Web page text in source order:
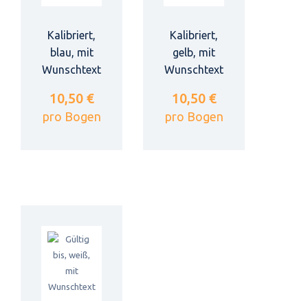
Kalibriert,
blau, mit
Wunschtext
10,50 €
pro Bogen
Kalibriert,
gelb, mit
Wunschtext
10,50 €
pro Bogen